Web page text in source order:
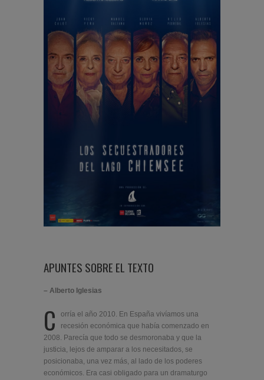
APUNTES SOBRE EL TEXTO
– Alberto Iglesias
C
orría el año 2010. En España vivíamos una
recesión económica que había comenzado en
2008. Parecía que todo se desmoronaba y que la
justicia, lejos de amparar a los necesitados, se
posicionaba, una vez más, al lado de los poderes
económicos. Era casi obligado para un dramaturgo